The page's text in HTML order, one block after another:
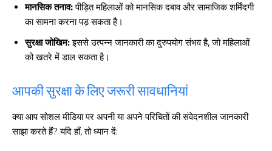
मानसिक तनाव:पीड़ित महिलाओं को मानसिक दबाव और सामाजिक शर्मिंदगी
का सामना करना पड़ सकता है।
सुरक्षा जोखिम:इससे उत्पन्न जानकारी का दुरुपयोग संभव है, जो महिलाओं
को खतरे में डाल सकता है।
आपकी सुरक्षा के लिए जरूरी सावधानियां
क्या आप सोशल मीडिया पर अपनी या अपने परिचितों की संवेदनशील जानकारी
साझा करते हैं? यदि हाँ, तो ध्यान दें: